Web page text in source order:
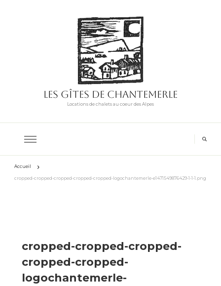
Les Gîtes de Chantemerle
Locations de chalets au coeur des Alpes
Accueil
cropped-cropped-cropped-cropped-cropped-logochantemerle-e1471549876429-1-1-1.png
cropped-cropped-cropped-
cropped-cropped-
logochantemerle-